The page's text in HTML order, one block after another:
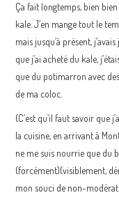
Ça fait longtemps, bien
kale. J’en mange tout le
mais jusqu’à présent,
que j’ai acheté du kale,
que du potimarron avec
de ma coloc.
(C’est qu’il faut savoir que
la cuisine, en arrivant à
ne me suis nourrie que du
(forcément)(visiblement,
mon souci de non-